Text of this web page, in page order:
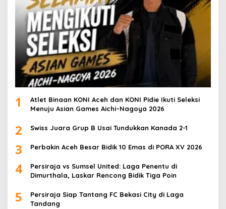
1
Atlet Binaan KONI Aceh dan KONI Pidie Ikuti Seleksi
Menuju Asian Games Aichi–Nagoya 2026
2 Swiss Juara Grup B Usai Tundukkan Kanada 2-1
3 Perbakin Aceh Besar Bidik 10 Emas di PORA XV 2026
4
Persiraja vs Sumsel United: Laga Penentu di
Dimurthala, Laskar Rencong Bidik Tiga Poin
5
Persiraja Siap Tantang FC Bekasi City di Laga
Tandang